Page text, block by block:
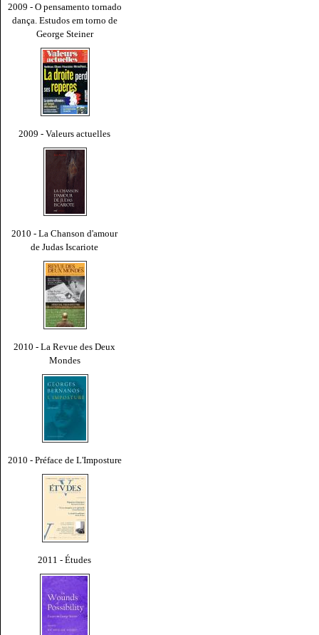
2009 - O pensamento tornado
dança. Estudos em torno de
George Steiner
2009 - Valeurs actuelles
2010 - La Chanson d'amour
de Judas Iscariote
2010 - La Revue des Deux
Mondes
2010 - Préface de L'Imposture
2011 - Études